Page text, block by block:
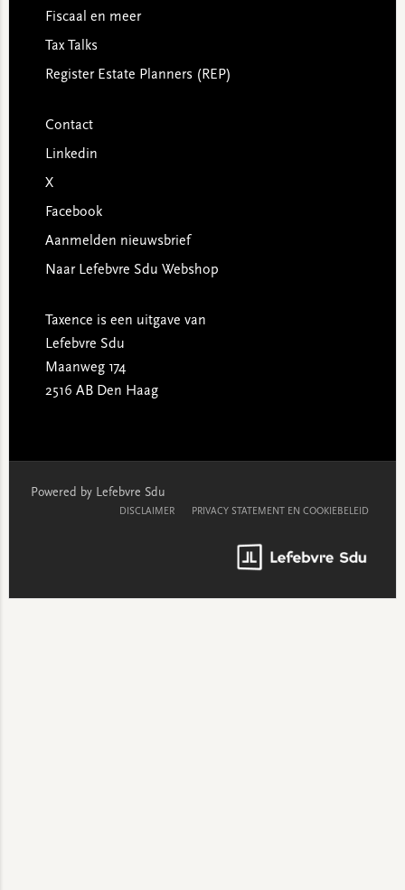
Fiscaal en meer
Tax Talks
Register Estate Planners (REP)
Contact
Linkedin
X
Facebook
Aanmelden nieuwsbrief
Naar Lefebvre Sdu Webshop
Taxence is een uitgave van
Lefebvre Sdu
Maanweg 174
2516 AB Den Haag
Powered by Lefebvre Sdu
DISCLAIMER PRIVACY STATEMENT EN COOKIEBELEID